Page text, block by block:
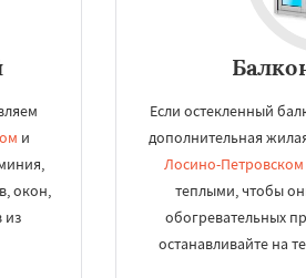
и
окон,
из
Если остекленный
дополнительная
Лосино-Петровском
теплыми, чтобы
обогревательных
останавливайте на